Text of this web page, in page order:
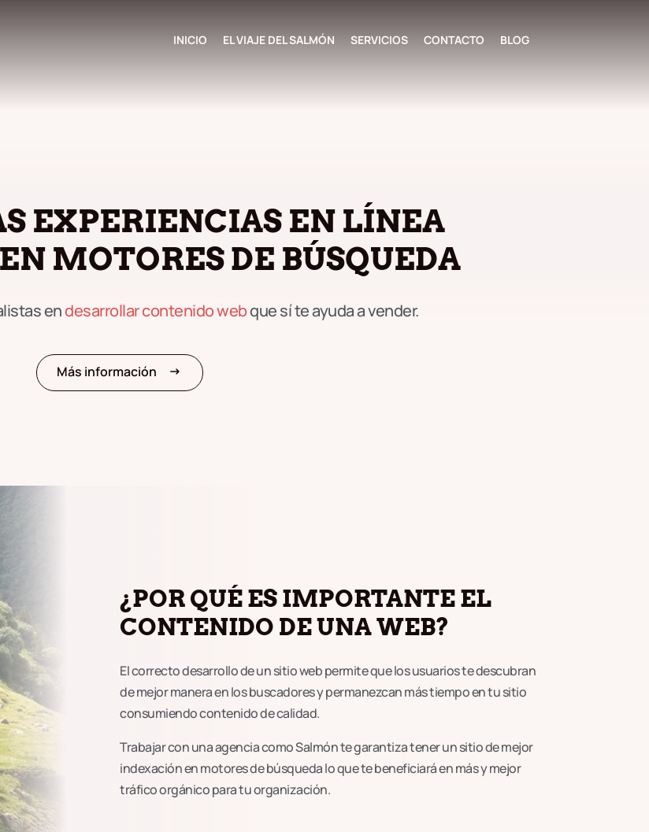
INICIO EL VIAJE DEL SALMÓN SERVICIOS CONTACTO BLOG
EXPERIENCIAS EN LÍNEA
MOTORES DE BÚSQUEDA
endesarrollar contenido webque sí te ayuda a vender.
Más información arrow_right_alt
¿POR QUÉ ES IMPORTANTE EL
CONTENIDO DE UNA WEB?
El correcto desarrollo de un sitio web permite que los usuarios te descubran
de mejor manera en los buscadores y permanezcan más tiempo en tu sitio
consumiendo contenido de calidad.
Trabajar con una agencia como Salmón te garantiza tener un sitio de mejor
indexación en motores de búsqueda lo que te beneficiará en más y mejor
tráfico orgánico para tu organización.